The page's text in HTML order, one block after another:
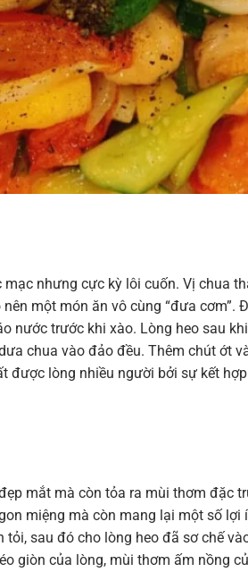
nhưng cực kỳ lôi cuốn. Vị chua
một món ăn vô cùng “đưa cơm”.
nước trước khi xào. Lòng heo sau
chua vào đảo đều. Thêm chút ớt
được lòng nhiều người bởi sự kết
mắt mà còn tỏa ra mùi thơm đặc
miệng mà còn mang lại một số lợi
sau đó cho lòng heo đã sơ chế
giòn của lòng, mùi thơm ấm nồng